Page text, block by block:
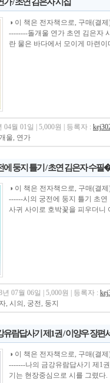
◑ 이 책은 전자책으로, 구매(결
--------돌개울 연가 초연 김은자
란 물은 바다에서 모이게 마련
04월 01일 | 5,000원 | 등록자 :
울, 연가
에 둥지 틀기 / 초연 김은자 수필
◑ 이 책은 전자책으로, 구매(결
------시의 궁전에 둥지 틀기 초
사귀 사이로 호박꽃을 피우더니
년 07월 06일 | 5,000원 | 등록자 :
, 시의, 궁전, 둥지
유람답사기 제1권 / 이양우 장편
◑ 이 책은 전자책으로, 구매(결
-------나의 금강유람답사기 제1
기는 현장중심으로 시를 그렸다